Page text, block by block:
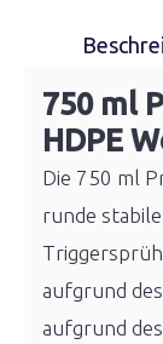
750 ml
HDPE
Die 750 ml
runde
aufgrund
aufgrund